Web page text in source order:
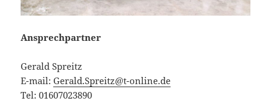
Ansprechpartner
Gerald Spreitz
E-mail:Gerald.Spreitz@t-online.de
Tel: 01607023890